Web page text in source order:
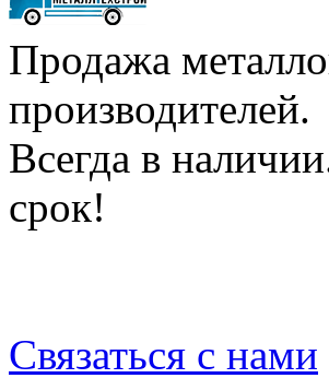
Продажа
производителей.
Всегда в
срок!
Связаться с нами